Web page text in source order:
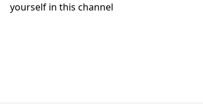
yourself in this channel